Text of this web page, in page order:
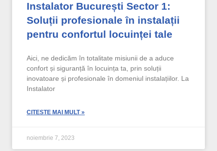
Instalator București Sector 1:
Soluții profesionale în instalații
pentru confortul locuinței tale
Aici, ne dedicăm în totalitate misiunii de a aduce
confort și siguranță în locuința ta, prin soluții
inovatoare și profesionale în domeniul instalațiilor. La
Instalator
CITESTE MAI MULT »
noiembrie 7, 2023